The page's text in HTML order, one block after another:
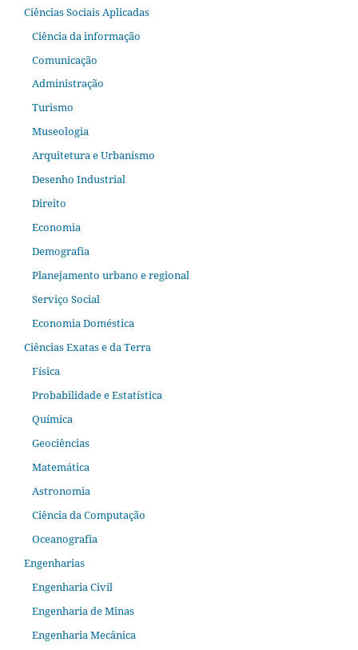
Ciências Sociais Aplicadas
Ciência da informação
Comunicação
Administração
Turismo
Museologia
Arquitetura e Urbanismo
Desenho Industrial
Direito
Economia
Demografia
Planejamento urbano e regional
Serviço Social
Economia Doméstica
Ciências Exatas e da Terra
Física
Probabilidade e Estatística
Química
Geociências
Matemática
Astronomia
Ciência da Computação
Oceanografia
Engenharias
Engenharia Civil
Engenharia de Minas
Engenharia Mecânica